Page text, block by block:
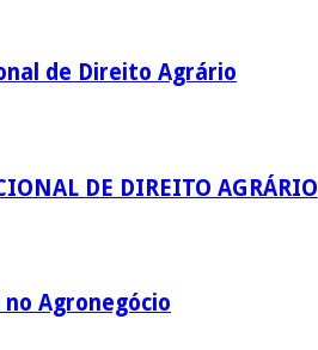
de Direito Agrário
DE DIREITO AGRÁRIO
no Agronegócio